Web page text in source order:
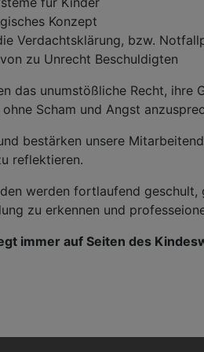
Konzept
Verdachtsklärung, bzw.
zu Unrecht Beschuldigten
das unumstößliche Recht, ihre
Scham und Angst
bestärken unsere
reflektieren.
werden fortlaufend
zu erkennen und
immer auf Seiten des